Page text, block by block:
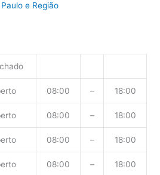
e Região
08:00 – 18:00
08:00 – 18:00
08:00 – 18:00
08:00 – 18:00